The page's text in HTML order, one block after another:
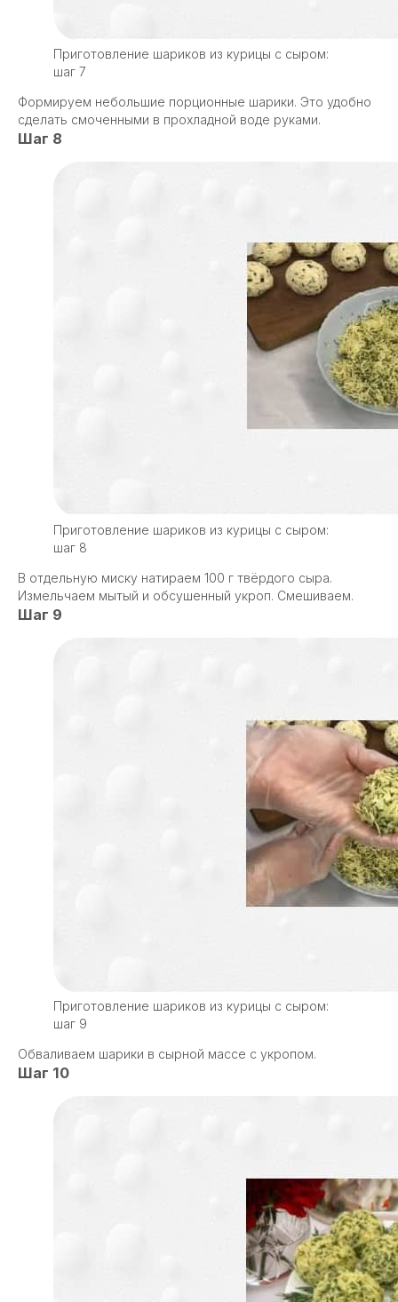
Приготовление шариков из курицы с сыром:
шаг 7
Формируем небольшие порционные шарики. Это удобно
сделать смоченными в прохладной воде руками.
Шаг 8
Приготовление шариков из курицы с сыром:
шаг 8
В отдельную миску натираем 100 г твёрдого сыра.
Измельчаем мытый и обсушенный укроп. Смешиваем.
Шаг 9
Приготовление шариков из курицы с сыром:
шаг 9
Обваливаем шарики в сырной массе с укропом.
Шаг 10